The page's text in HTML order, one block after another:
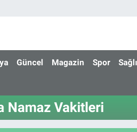
Güncel Magazin Spor
Namaz Vakitleri